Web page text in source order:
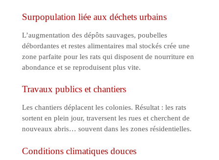
Surpopulation liée aux déchets urbains
L’augmentation des dépôts sauvages, poubelles
débordantes et restes alimentaires mal stockés crée une
zone parfaite pour les rats qui disposent de nourriture en
abondance et se reproduisent plus vite.
Travaux publics et chantiers
Les chantiers déplacent les colonies. Résultat : les rats
sortent en plein jour, traversent les rues et cherchent de
nouveaux abris… souvent dans les zones résidentielles.
Conditions climatiques douces